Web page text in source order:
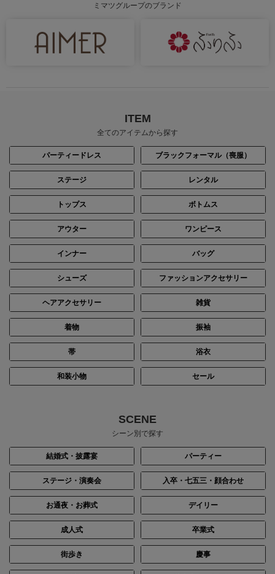
ミマツグループのブランド
ITEM
全てのアイテムから探す
パーティードレス ブラックフォーマル（喪服）
ステージ レンタル
トップス ボトムス
アウター ワンピース
インナー バッグ
シューズ ファッションアクセサリー
ヘアアクセサリー 雑貨
着物 振袖
帯 浴衣
和装小物 セール
SCENE
シーン別で探す
結婚式・披露宴 パーティー
ステージ・演奏会 入卒・七五三・顔合わせ
お通夜・お葬式 デイリー
成人式 卒業式
街歩き 慶事